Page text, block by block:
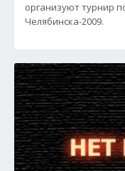
организуют турнир
Челябинска-2009.